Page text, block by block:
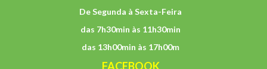
De Segunda à Sexta-Feira
das 7h30min às 11h30min
das 13h00min às 17h00m
FACEBOOK